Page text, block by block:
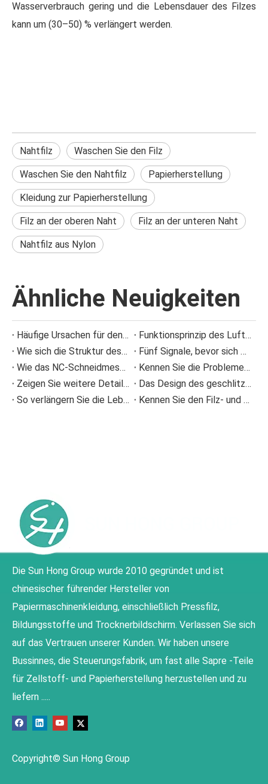
Wasserverbrauch gering und die Lebensdauer des Filzes
kann um (30–50) % verlängert werden.
Nahtfilz Waschen Sie den Filz
Waschen Sie den Nahtfilz Papierherstellung
Kleidung zur Papierherstellung
Filz an der oberen Naht Filz an der unteren Naht
Nahtfilz aus Nylon
Ähnliche Neuigkeiten
Häufige Ursachen für den Ausfall von Sprühdüsen und wie man Sprühproblemen vorbeugt
Funktionsprinzip des Luftbalgs und Fehlerverhütung
Wie sich die Struktur des Dosierstabs einer Beschichtungsmaschine auf die Beschichtungsqualität auswirkt
Fünf Signale, bevor sich die Presse verstopft anfühlte
Wie das NC-Schneidmesser die Ansammlung von Papierresten bei der Wellpappenproduktion reduziert
Kennen Sie die Probleme im Zusammenhang mit Pressfilz bei der Papierherstellung?
Zeigen Sie weitere Details zu Informationen zu Polyester-Formgewebe-Verschleiß
Das Design des geschlitzten Siebkorbs
So verlängern Sie die Lebensdauer von Pressfilzen in Papiermaschinen
Kennen Sie den Filz- und Drahtablaufalarm?
Die Sun Hong Group wurde 2010 gegründet und ist
chinesischer führender Hersteller von
Papiermaschinenkleidung, einschließlich Pressfilz,
Bildungsstoffe und Trocknerbildschirm. Verlassen Sie sich
auf das Vertrauen unserer Kunden. Wir haben unsere
Bussinnes, die Steuerungsfabrik, um fast alle Sapre -Teile
für Zellstoff- und Papierherstellung herzustellen und zu
liefern .....
Copyright© Sun Hong Group